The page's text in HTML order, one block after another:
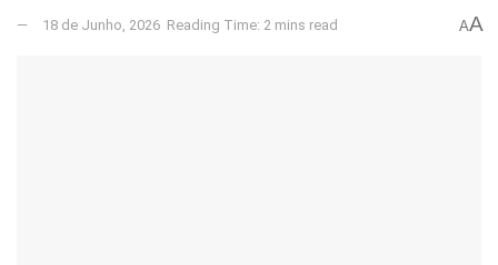
18 de Junho, 2026 Reading Time: 2 mins read AA